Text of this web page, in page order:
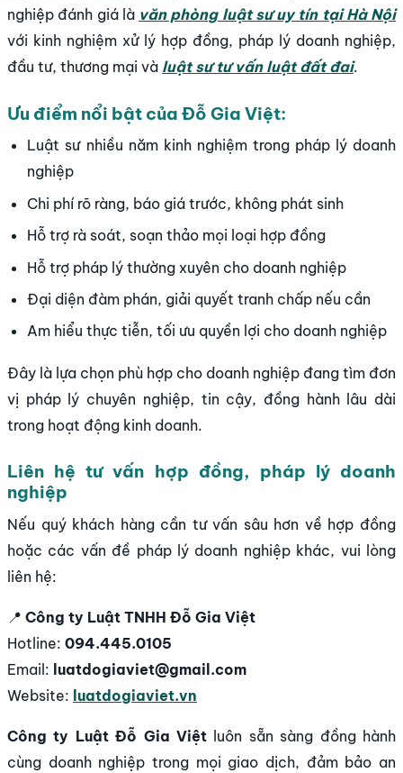
nghiệp đánh giá là văn phòng luật sư uy tín tại Hà Nội
với kinh nghiệm xử lý hợp đồng, pháp lý doanh nghiệp,
đầu tư, thương mại và luật sư tư vấn luật đất đai.
Ưu điểm nổi bật của Đỗ Gia Việt:
Luật sư nhiều năm kinh nghiệm trong pháp lý doanh
nghiệp
Chi phí rõ ràng, báo giá trước, không phát sinh
Hỗ trợ rà soát, soạn thảo mọi loại hợp đồng
Hỗ trợ pháp lý thường xuyên cho doanh nghiệp
Đại diện đàm phán, giải quyết tranh chấp nếu cần
Am hiểu thực tiễn, tối ưu quyền lợi cho doanh nghiệp
Đây là lựa chọn phù hợp cho doanh nghiệp đang tìm đơn
vị pháp lý chuyên nghiệp, tin cậy, đồng hành lâu dài
trong hoạt động kinh doanh.
Liên hệ tư vấn hợp đồng, pháp lý doanh
nghiệp
Nếu quý khách hàng cần tư vấn sâu hơn về hợp đồng
hoặc các vấn đề pháp lý doanh nghiệp khác, vui lòng
liên hệ:
📍 Công ty Luật TNHH Đỗ Gia Việt
Hotline: 094.445.0105
Email: luatdogiaviet@gmail.com
Website: luatdogiaviet.vn
Công ty Luật Đỗ Gia Việt luôn sẵn sàng đồng hành
cùng doanh nghiệp trong mọi giao dịch, đảm bảo an